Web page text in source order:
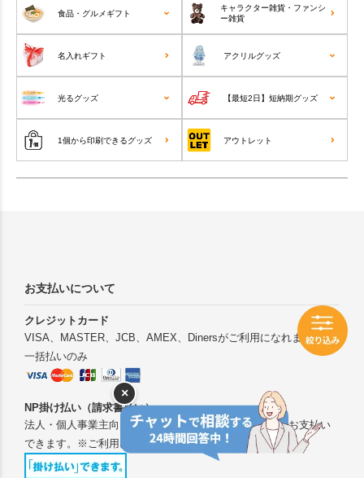
食品・グルメギフト
キャラクター雑貨・ファンシ
ー雑貨
名入れギフト アクリルグッズ
光るグッズ 【最短2日】短納期グッズ
1個から印刷できるグッズ アウトレット
お支払いについて
クレジットカード
VISA、MASTER、JCB、AMEX、Dinersがご利用になれます。※
一括払いのみ
NP掛け払い（請求書払い）
法人・個人事業主向けの請求書後払いです。銀行振込でお支払い
できます。※ご利用には法人様での会員登録が必要です
×